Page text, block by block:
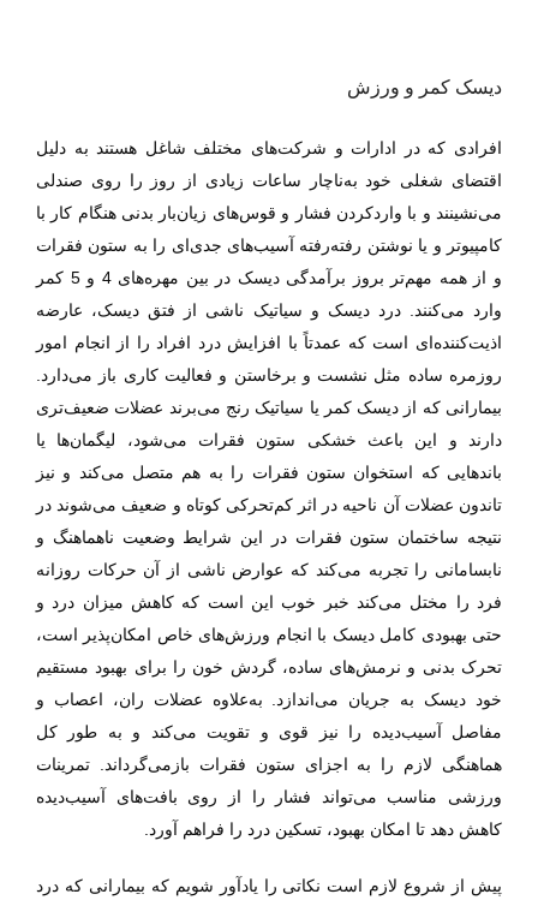
دیسک کمر و ورزش
افرادی که در ادارات و شرکت‌های مختلف شاغل هستند به دلیل
اقتضای شغلی خود به‌ناچار ساعات زیادی از روز را روی صندلی
می‌نشینند و با واردکردن فشار و قوس‌های زیان‌بار بدنی هنگام کار با
کامپیوتر و یا نوشتن رفته‌رفته آسیب‌های جدی‌ای را به ستون فقرات
و از همه مهم‌تر بروز برآمدگی
دیسک در بین مهره‌های 4 و 5 کمر
وارد می‌کنند. درد ديسک و سیاتیک ناشی از فتق دیسک، عارضه
اذیت‌کننده‌ای است که عمدتاً با افزایش درد افراد را از انجام امور
روزمره ساده مثل نشست و برخاستن و فعالیت کاری باز می‌دارد.
بیمارانی که از دیسک کمر یا سیاتیک رنج می‌برند عضلات ضعیف‌تری
دارند و این باعث خشکی ستون فقرات می‌شود، لیگمان‌ها یا
باندهایی که استخوان ستون فقرات را به هم متصل می‌کند و نیز
تاندون عضلات آن ناحیه در اثر کم‌تحرکی کوتاه و ضعیف می‌شوند در
نتیجه ساختمان ستون فقرات در این شرایط وضعیت ناهماهنگ و
نابسامانی را تجربه می‌کند که عوارض ناشی از آن حرکات روزانه
فرد را مختل می‌کند خبر خوب این است که کاهش میزان درد و
حتی بهبودی کامل دیسک با انجام ورزش‌های خاص امکان‌پذیر است،
تحرک بدنی و نرمش‌های ساده، گردش خون را برای بهبود مستقیم
خود دیسک به جریان می‌اندازد. به‌علاوه عضلات ران، اعصاب و
مفاصل آسیب‌دیده را نیز قوی و تقویت می‌کند و به طور کل
هماهنگی لازم را به اجزای ستون فقرات بازمی‌گرداند. تمرینات
ورزشی مناسب می‌تواند فشار را از روی بافت‌های آسیب‌دیده
کاهش دهد تا امکان بهبود، تسکین درد را فراهم آورد.
پیش از شروع لازم است نکاتی را یادآور شویم که بیمارانی که درد